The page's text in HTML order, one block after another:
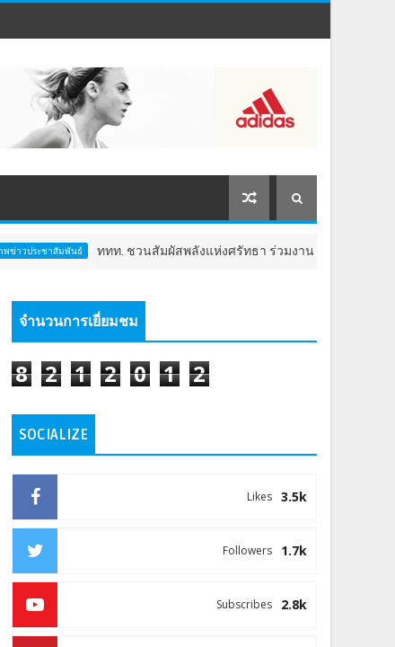
ททท. ชวนสัมผัสพลังแห่งศรัทธา ร่วมงาน "ห่มผ้าหลวงปู่ทวด ครั้งที่ 13
จำนวนการเยี่ยมชม
8 2 1 2 0 1 2
SOCIALIZE
3.5k
Likes
1.7k
Followers
2.8k
Subscribes